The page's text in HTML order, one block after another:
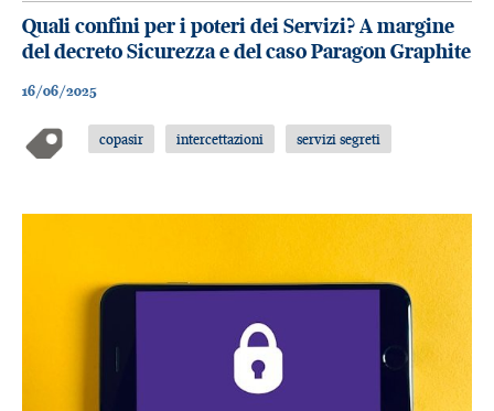
Quali confini per i poteri dei Servizi? A margine
del decreto Sicurezza e del caso Paragon Graphite
16/06/2025
copasir intercettazioni servizi segreti